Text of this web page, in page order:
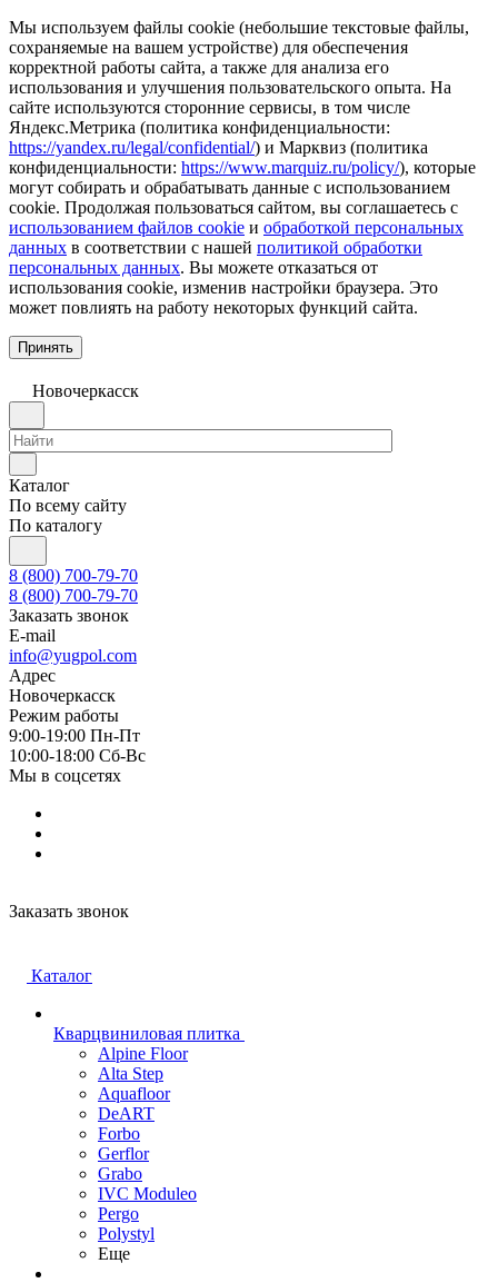
Мы используем файлы cookie (небольшие текстовые файлы,
сохраняемые на вашем устройстве) для обеспечения
корректной работы сайта, а также для анализа его
использования и улучшения пользовательского опыта. На
сайте используются сторонние сервисы, в том числе
Яндекс.Метрика (политика конфиденциальности:
https://yandex.ru/legal/confidential/) и Марквиз (политика
конфиденциальности: https://www.marquiz.ru/policy/), которые
могут собирать и обрабатывать данные с использованием
cookie. Продолжая пользоваться сайтом, вы соглашаетесь с
использованием файлов cookie и обработкой персональных
данных в соответствии с нашей политикой обработки
персональных данных. Вы можете отказаться от
использования cookie, изменив настройки браузера. Это
может повлиять на работу некоторых функций сайта.
Принять
Новочеркаcск
Каталог
По всему сайту
По каталогу
8 (800) 700-79-70
8 (800) 700-79-70
Заказать звонок
E-mail
info@yugpol.com
Адрес
Новочеркаcск
Режим работы
9:00-19:00 Пн-Пт
10:00-18:00 Cб-Вс
Мы в соцсетях
Заказать звонок
Каталог
Кварцвиниловая плитка
Alpine Floor
Alta Step
Aquafloor
DeART
Forbo
Gerflor
Grabo
IVC Moduleo
Pergo
Polystyl
Еще